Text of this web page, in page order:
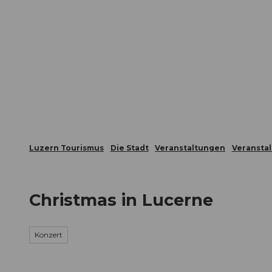
Luzern Tourismus Die Stadt Veranstaltungen
Christmas in Lucerne
Konzert